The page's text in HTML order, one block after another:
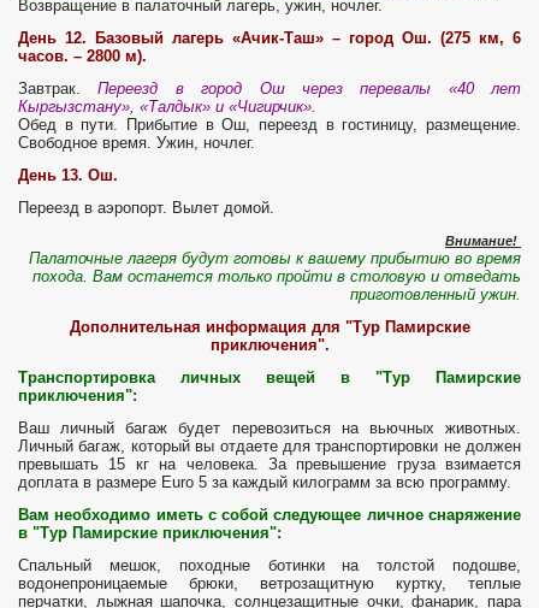
Возвращение в палаточный лагерь, ужин, ночлег.
День 12. Базовый лагерь «Ачик-Таш» – город Ош. (275 км, 6
часов. – 2800 м).
Завтрак. Переезд в город Ош через перевалы «40 лет
Кыргызстану», «Талдык» и «Чигирчик».
Обед в пути. Прибытие в Ош, переезд в гостиницу, размещение.
Свободное время. Ужин, ночлег.
День 13. Ош.
Переезд в аэропорт. Вылет домой.
Внимание!
Палаточные лагеря будут готовы к вашему прибытию во время
похода. Вам останется только пройти в столовую и отведать
приготовленный ужин.
Дополнительная информация для "Тур Памирские
приключения".
Транспортировка личных вещей в "Тур Памирские
приключения":
Ваш личный багаж будет перевозиться на вьючных животных.
Личный багаж, который вы отдаете для транспортировки не должен
превышать 15 кг на человека. За превышение груза взимается
доплата в размере Euro 5 за каждый килограмм за всю программу.
Вам необходимо иметь с собой следующее личное снаряжение
в "Тур Памирские приключения":
Спальный мешок, походные ботинки на толстой подошве,
водонепроницаемые брюки, ветрозащитную куртку, теплые
перчатки, лыжная шапочка, солнцезащитные очки, фанарик, пара